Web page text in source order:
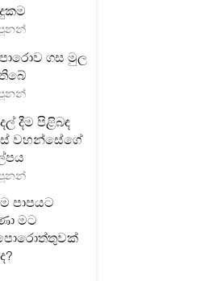
ගස මුල
දීම පිළිබඳ
වහන්සේගේ
පාපයට
මට